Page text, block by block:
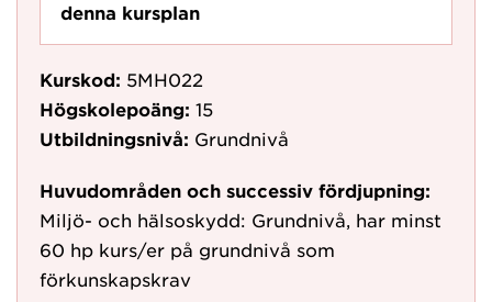
denna kursplan
Kurskod: 5MH022
Högskolepoäng: 15
Utbildningsnivå: Grundnivå
Huvudområden och successiv fördjupning:
Miljö- och hälsoskydd: Grundnivå, har minst
60 hp kurs/er på grundnivå som
förkunskapskrav